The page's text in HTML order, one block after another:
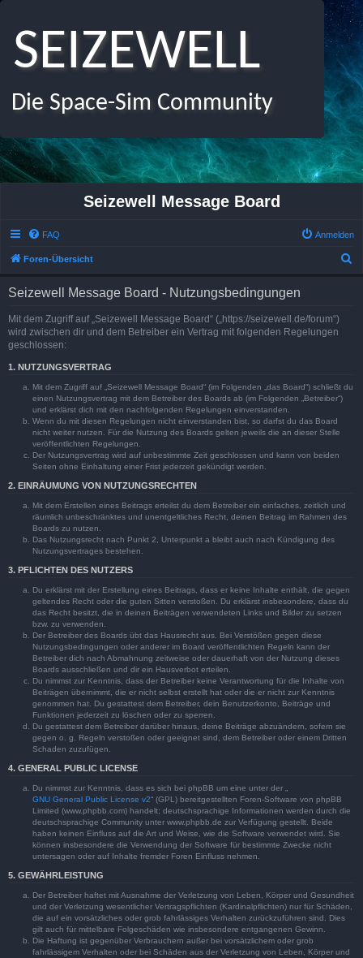
SEIZEWELL
Die Space-Sim Community
Seizewell Message Board
FAQ Anmelden
Foren-Übersicht
Seizewell Message Board - Nutzungsbedingungen
Mit dem Zugriff auf „Seizewell Message Board“ („https://seizewell.de/forum“)
wird zwischen dir und dem Betreiber ein Vertrag mit folgenden Regelungen
geschlossen:
1. NUTZUNGSVERTRAG
Mit dem Zugriff auf „Seizewell Message Board“ (im Folgenden „das Board“) schließt du
einen Nutzungsvertrag mit dem Betreiber des Boards ab (im Folgenden „Betreiber“)
und erklärst dich mit den nachfolgenden Regelungen einverstanden.
Wenn du mit diesen Regelungen nicht einverstanden bist, so darfst du das Board
nicht weiter nutzen. Für die Nutzung des Boards gelten jeweils die an dieser Stelle
veröffentlichten Regelungen.
Der Nutzungsvertrag wird auf unbestimmte Zeit geschlossen und kann von beiden
Seiten ohne Einhaltung einer Frist jederzeit gekündigt werden.
2. EINRÄUMUNG VON NUTZUNGSRECHTEN
Mit dem Erstellen eines Beitrags erteilst du dem Betreiber ein einfaches, zeitlich und
räumlich unbeschränktes und unentgeltliches Recht, deinen Beitrag im Rahmen des
Boards zu nutzen.
Das Nutzungsrecht nach Punkt 2, Unterpunkt a bleibt auch nach Kündigung des
Nutzungsvertrages bestehen.
3. PFLICHTEN DES NUTZERS
Du erklärst mit der Erstellung eines Beitrags, dass er keine Inhalte enthält, die gegen
geltendes Recht oder die guten Sitten verstoßen. Du erklärst insbesondere, dass du
das Recht besitzt, die in deinen Beiträgen verwendeten Links und Bilder zu setzen
bzw. zu verwenden.
Der Betreiber des Boards übt das Hausrecht aus. Bei Verstößen gegen diese
Nutzungsbedingungen oder anderer im Board veröffentlichten Regeln kann der
Betreiber dich nach Abmahnung zeitweise oder dauerhaft von der Nutzung dieses
Boards ausschließen und dir ein Hausverbot erteilen.
Du nimmst zur Kenntnis, dass der Betreiber keine Verantwortung für die Inhalte von
Beiträgen übernimmt, die er nicht selbst erstellt hat oder die er nicht zur Kenntnis
genommen hat. Du gestattest dem Betreiber, dein Benutzerkonto, Beiträge und
Funktionen jederzeit zu löschen oder zu sperren.
Du gestattest dem Betreiber darüber hinaus, deine Beiträge abzuändern, sofern sie
gegen o. g. Regeln verstoßen oder geeignet sind, dem Betreiber oder einem Dritten
Schaden zuzufügen.
4. GENERAL PUBLIC LICENSE
Du nimmst zur Kenntnis, dass es sich bei phpBB um eine unter der „
GNU General Public License v2“ (GPL) bereitgestellten Foren-Software von phpBB
Limited (www.phpbb.com) handelt; deutschsprachige Informationen werden durch die
deutschsprachige Community unter www.phpbb.de zur Verfügung gestellt. Beide
haben keinen Einfluss auf die Art und Weise, wie die Software verwendet wird. Sie
können insbesondere die Verwendung der Software für bestimmte Zwecke nicht
untersagen oder auf Inhalte fremder Foren Einfluss nehmen.
5. GEWÄHRLEISTUNG
Der Betreiber haftet mit Ausnahme der Verletzung von Leben, Körper und Gesundheit
und der Verletzung wesentlicher Vertragspflichten (Kardinalpflichten) nur für Schäden,
die auf ein vorsätzliches oder grob fahrlässiges Verhalten zurückzuführen sind. Dies
gilt auch für mittelbare Folgeschäden wie insbesondere entgangenen Gewinn.
Die Haftung ist gegenüber Verbrauchern außer bei vorsätzlichem oder grob
fahrlässigem Verhalten oder bei Schäden aus der Verletzung von Leben, Körper und